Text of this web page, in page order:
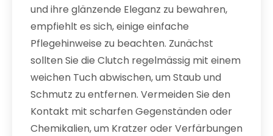
und ihre glänzende Eleganz zu bewahren,
empfiehlt es sich, einige einfache
Pflegehinweise zu beachten. Zunächst
sollten Sie die Clutch regelmässig mit einem
weichen Tuch abwischen, um Staub und
Schmutz zu entfernen. Vermeiden Sie den
Kontakt mit scharfen Gegenständen oder
Chemikalien, um Kratzer oder Verfärbungen